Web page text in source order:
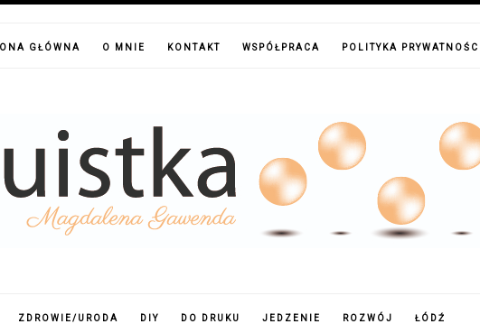
GŁÓWNA O MNIE KONTAKT WSPÓŁPRACA POLITYKA PRYWATNOŚCI
ZDROWIE/URODA DIY DO DRUKU JEDZENIE ROZWÓJ ŁÓDŹ